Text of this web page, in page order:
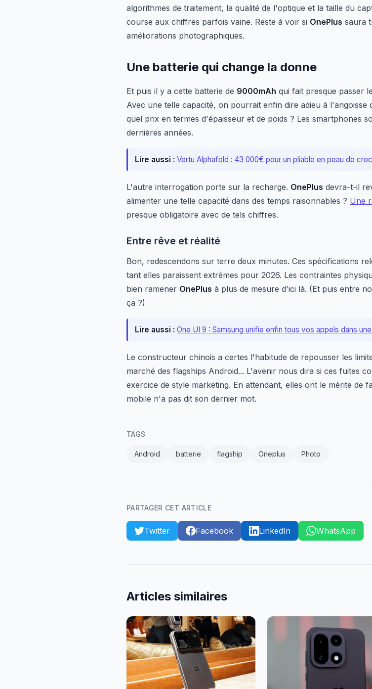
algorithmes de traitement, la qualité de l'optique et la taille du
course aux chiffres parfois vaine. Reste à voir si OnePlus saura
améliorations photographiques.
Une batterie qui change la donne
Et puis il y a cette batterie de 9000mAh qui fait presque passer
Avec une telle capacité, on pourrait enfin dire adieu à l'angoisse
quel prix en termes d'épaisseur et de poids ? Les smartphones
dernières années.
Lire aussi : Vertu Alphafold : 43 000€ pour un pliable en peau de
L'autre interrogation porte sur la recharge. OnePlus devra-t-il
alimenter une telle capacité dans des temps raisonnables ? Une
presque obligatoire avec de tels chiffres.
Entre rêve et réalité
Bon, redescendons sur terre deux minutes. Ces spécifications
tant elles paraissent extrêmes pour 2026. Les contraintes
bien ramener OnePlus à plus de mesure d'ici là. (Et puis entre
ça ?)
Lire aussi : One UI 9 : Samsung unifie enfin tous vos appels dans
Le constructeur chinois a certes l'habitude de repousser les
marché des flagships Android... L'avenir nous dira si ces fuites
exercice de style marketing. En attendant, elles ont le mérite de
mobile n'a pas dit son dernier mot.
TAGS
Android batterie flagship Oneplus Photo
PARTAGER CET ARTICLE
Twitter Facebook LinkedIn WhatsApp
Articles similaires